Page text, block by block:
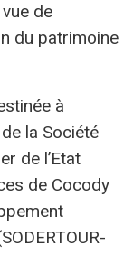
de
du patrimoine
à
la Société
de l’Etat
de Cocody